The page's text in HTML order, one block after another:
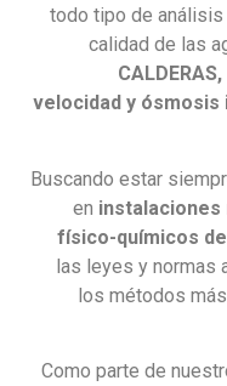
todo tipo de
calidad de las
velocidad y
Buscando estar
en instalaciones
físico-químicos
las leyes y normas
los métodos
Como parte de